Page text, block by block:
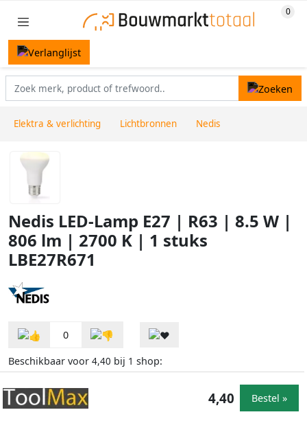
Elektra & verlichting Lichtbronnen Nedis
Nedis LED-Lamp E27 | R63 | 8.5 W |
806 lm | 2700 K | 1 stuks
LBE27R671
0
Beschikbaar voor 4,40 bij 1 shop:
4,40 Bestel »